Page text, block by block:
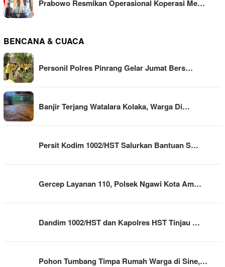
Prabowo Resmikan Operasional Koperasi Me…
BENCANA & CUACA
Personil Polres Pinrang Gelar Jumat Bers…
Banjir Terjang Watalara Kolaka, Warga Di…
Persit Kodim 1002/HST Salurkan Bantuan S…
Gercep Layanan 110, Polsek Ngawi Kota Am…
Dandim 1002/HST dan Kapolres HST Tinjau …
Pohon Tumbang Timpa Rumah Warga di Sine,…